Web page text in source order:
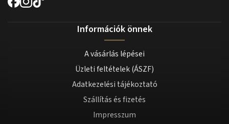
Információk önnek
A vásárlás lépései
Üzleti feltételek (ÁSZF)
Adatkezelési tájékoztató
Szállítás és fizetés
Impresszum